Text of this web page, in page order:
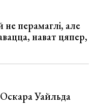
перамаглі, але
нават цяпер,
Уайльда